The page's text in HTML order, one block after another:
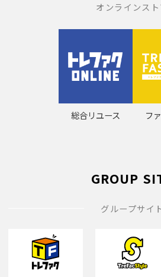
オンラインスト
総合リユース フ
GROUP
グループサイ